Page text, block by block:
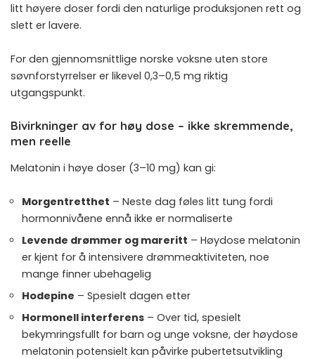
litt høyere doser fordi den naturlige produksjonen rett og
slett er lavere.
For den gjennomsnittlige norske voksne uten store
søvnforstyrrelser er likevel 0,3–0,5 mg riktig
utgangspunkt.
Bivirkninger av for høy dose – ikke skremmende,
men reelle
Melatonin i høye doser (3–10 mg) kan gi:
Morgentretthet – Neste dag føles litt tung fordi
hormonnivåene ennå ikke er normaliserte
Levende drømmer og mareritt – Høydose melatonin
er kjent for å intensivere drømmeaktiviteten, noe
mange finner ubehagelig
Hodepine – Spesielt dagen etter
Hormonell interferens – Over tid, spesielt
bekymringsfullt for barn og unge voksne, der høydose
melatonin potensielt kan påvirke pubertetsutvikling